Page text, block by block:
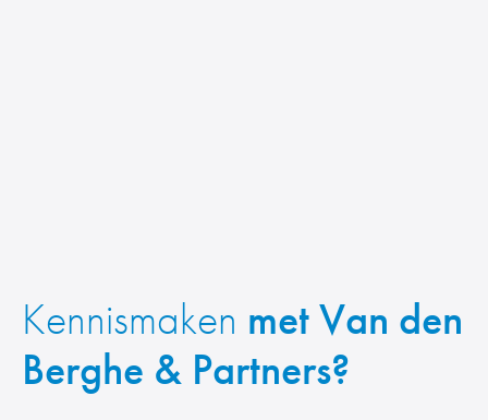
Kennismaken met Van den
Berghe & Partners?